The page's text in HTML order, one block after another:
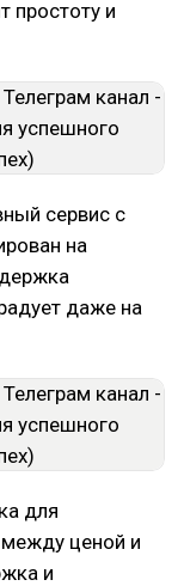
простоту и
сервис с
на
даже на
для
ценой и
и